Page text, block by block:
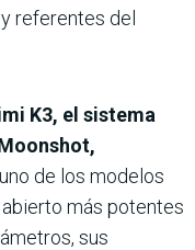
referentes del
K3, el sistema
de los modelos
más potentes
sus